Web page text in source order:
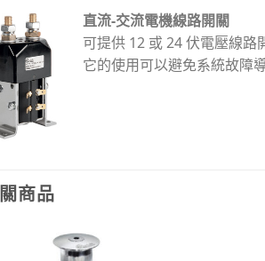
直流-交流電機線路開關
可提供 12 或 24 伏電壓線路
它的使用可以避免系統故障
商品